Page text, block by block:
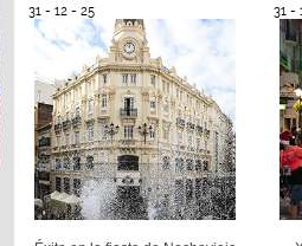
31 - 12 - 25 31 -